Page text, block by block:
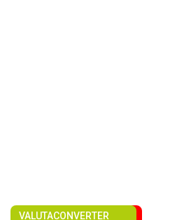
VALUTACONVERTER